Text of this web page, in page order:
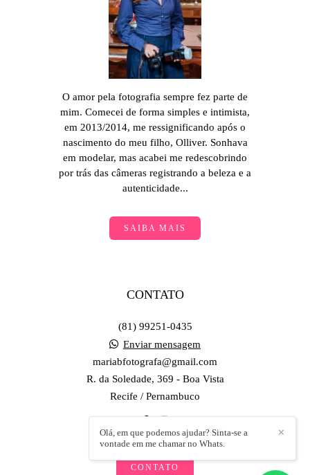
O amor pela fotografia sempre fez parte de
mim. Comecei de forma simples e intimista,
em 2013/2014, me ressignificando após o
nascimento do meu filho, Olliver. Sonhava
em modelar, mas acabei me redescobrindo
por trás das câmeras registrando a beleza e a
autenticidade...
SAIBA MAIS
CONTATO
(81) 99251-0435
Enviar mensagem
mariabfotografa@gmail.com
R. da Soledade, 369 - Boa Vista
Recife / Pernambuco
CONTATO
✕
Olá, em que podemos ajudar? Sinta-se a
vontade em me chamar no Whats.